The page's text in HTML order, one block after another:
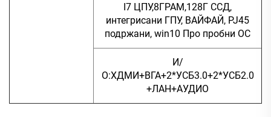
I7 ЦПУ,8ГРАМ,128Г ССД,
интегрисани ГПУ, ВАЙФАЙ, РЈ45
подржани, win10 Про пробни ОС
И/
О:ХДМИ+ВГА+2*УСБ3.0+2*УСБ2.0
+ЛАН+АУДИО